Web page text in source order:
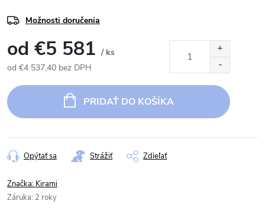
Možnosti doručenia
od €5 581 / ks
od €4 537,40 bez DPH
cena:
PRIDAŤ DO KOŠÍKA
Opýtať sa Strážiť Zdieľať
Značka: Kirami
Záruka: 2 roky